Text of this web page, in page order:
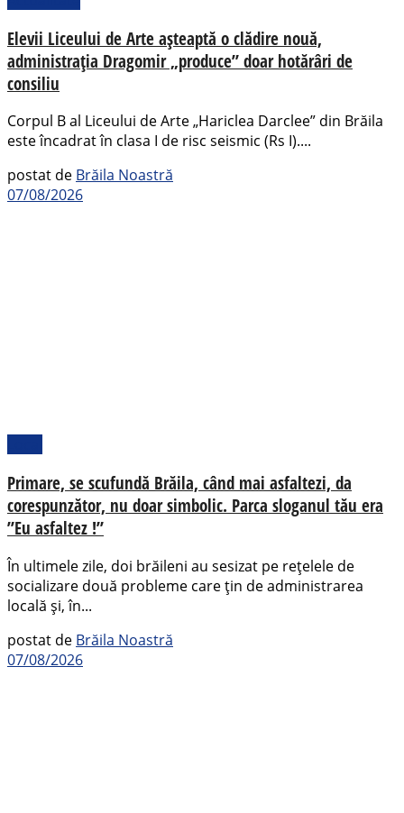
Elevii Liceului de Arte așteaptă o clădire nouă,
administrația Dragomir „produce” doar hotărâri de
consiliu
Corpul B al Liceului de Arte „Hariclea Darclee” din Brăila
este încadrat în clasa I de risc seismic (Rs I)....
postat de Brăila Noastră
07/08/2026
Primare, se scufundă Brăila, când mai asfaltezi, da
corespunzător, nu doar simbolic. Parca sloganul tău era
”Eu asfaltez !”
În ultimele zile, doi brăileni au sesizat pe rețelele de
socializare două probleme care țin de administrarea
locală și, în...
postat de Brăila Noastră
07/08/2026